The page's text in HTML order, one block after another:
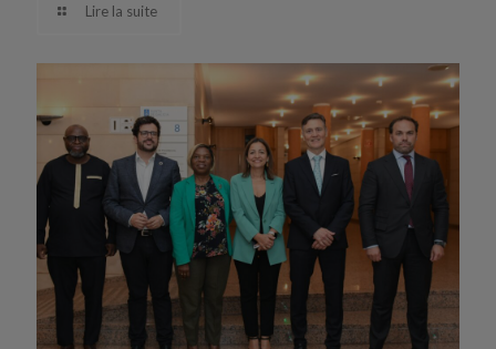
Lire la suite